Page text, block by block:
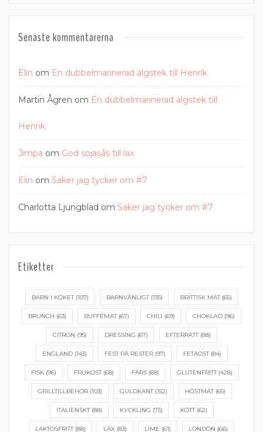
Senaste kommentarerna
Elin om En dubbelmarinerad älgstek till Henrik
Martin Ågren om En dubbelmarinerad älgstek till
Henrik
Jimpa om God sojasås till lax
Elin om Saker jag tycker om #7
Charlotta Ljungblad om Saker jag tycker om #7
Etiketter
BARN I KÖKET(107) BARNVÄNLIGT(135) BRITTISK MAT(65)
BRUNCH (63) BUFFÉMAT(67) CHILI (69) CHOKLAD (96)
CITRON (95) DRESSING (67) EFTERRÄTT(88)
ENGLAND(143) FEST PÅ RESTER(97) FETAOST(84)
FISK(96) FRUKOST(68) FÄRS(68) GLUTENFRITT(428)
GRILLTILLBEHÖR (103) GULDKANT(152) HÖSTMAT(65)
ITALIENSKT(88) KYCKLING (75) KÖTT(62)
LAKTOSFRITT(88) LAX (83) LIME (61) LONDON (66)